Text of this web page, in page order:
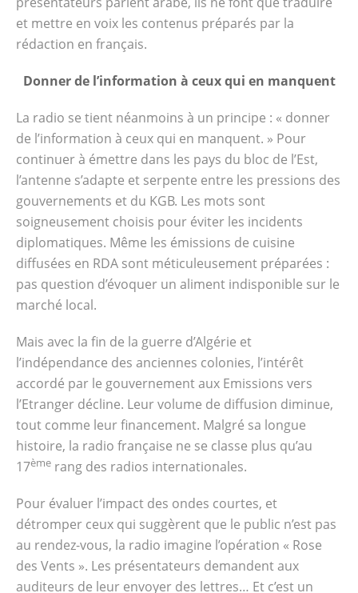
et mettre en voix les contenus préparés par la
rédaction en français.
Donner de l’information à ceux qui en manquent
La radio se tient néanmoins à un principe : « donner
de l’information à ceux qui en manquent. » Pour
continuer à émettre dans les pays du bloc de l’Est,
l’antenne s’adapte et serpente entre les pressions des
gouvernements et du KGB. Les mots sont
soigneusement choisis pour éviter les incidents
diplomatiques. Même les émissions de cuisine
diffusées en RDA sont méticuleusement préparées :
pas question d’évoquer un aliment indisponible sur le
marché local.
Mais avec la fin de la guerre d’Algérie et
l’indépendance des anciennes colonies, l’intérêt
accordé par le gouvernement aux Emissions vers
l’Etranger décline. Leur volume de diffusion diminue,
tout comme leur financement. Malgré sa longue
histoire, la radio française ne se classe plus qu’au
17ème rang des radios internationales.
Pour évaluer l’impact des ondes courtes, et
détromper ceux qui suggèrent que le public n’est pas
au rendez-vous, la radio imagine l’opération « Rose
des Vents ». Les présentateurs demandent aux
auditeurs de leur envoyer des lettres… Et c’est un